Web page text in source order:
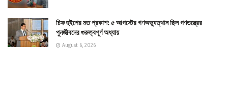
চিফ হুইপের মত প্রকাশ: ৫ আগস্টের গণঅভ্যুত্থান ছিল গণতন্ত্রের
পুনর্জীবনের গুরুত্বপূর্ণ অধ্যায়
August 6, 2026